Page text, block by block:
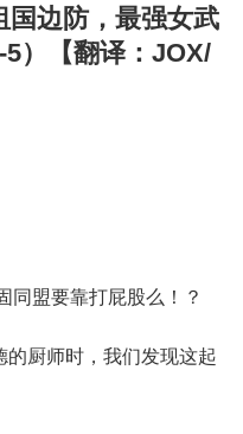
国边防，最强女武
）【翻译：JOX/
打屁股么！？
厨师时，我们发现这起